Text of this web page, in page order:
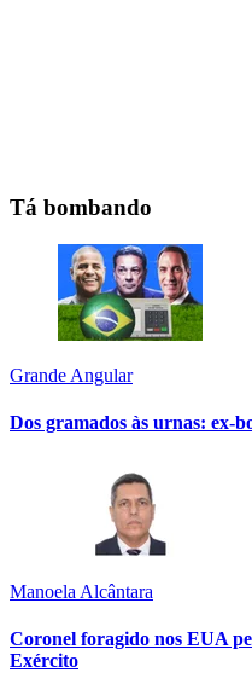
Tá bombando
Grande Angular
Dos gramados às urnas: ex-
Manoela Alcântara
Coronel foragido nos EUA
Exército